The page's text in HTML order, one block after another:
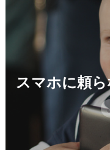
スマホに頼